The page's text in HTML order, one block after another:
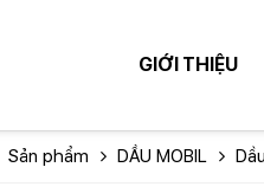
GIỚI THIỆU
Sản phẩm DẦU MOBIL